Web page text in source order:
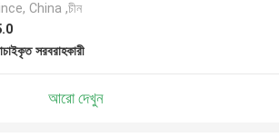
China ,চীন
সরবরাহকারী
আরো দেখুন